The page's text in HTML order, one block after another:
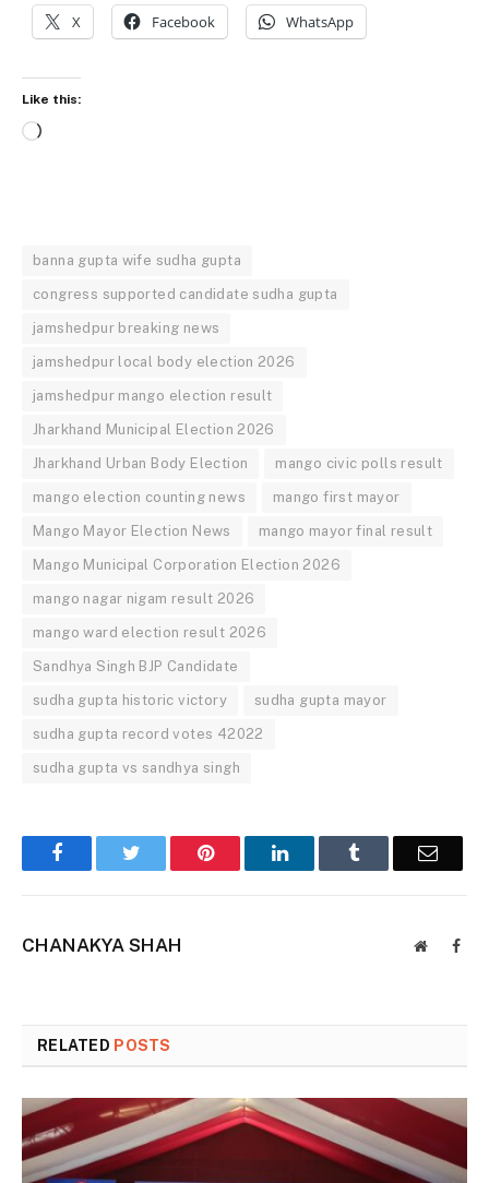
X Facebook WhatsApp
Like this:
Loading…
banna gupta wife sudha gupta
congress supported candidate sudha gupta
jamshedpur breaking news
jamshedpur local body election 2026
jamshedpur mango election result
Jharkhand Municipal Election 2026
Jharkhand Urban Body Election mango civic polls result
mango election counting news mango first mayor
Mango Mayor Election News mango mayor final result
Mango Municipal Corporation Election 2026
mango nagar nigam result 2026
mango ward election result 2026
Sandhya Singh BJP Candidate
sudha gupta historic victory sudha gupta mayor
sudha gupta record votes 42022
sudha gupta vs sandhya singh
FacebookTwitter Pinterest LinkedInTumblr Email
CHANAKYA SHAH Website
RELATED POSTS